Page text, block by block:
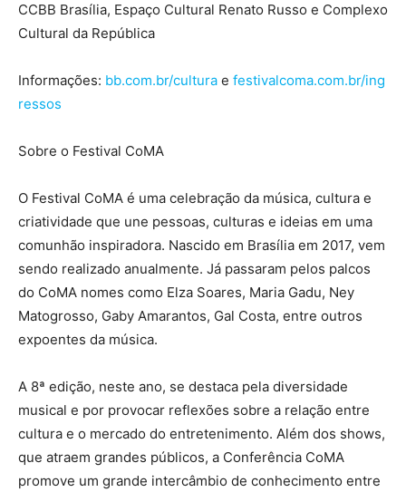
CCBB Brasília, Espaço Cultural Renato Russo e Complexo
Cultural da República
Informações: bb.com.br/cultura e festivalcoma.com.br/ing
ressos
Sobre o Festival CoMA
O Festival CoMA é uma celebração da música, cultura e
criatividade que une pessoas, culturas e ideias em uma
comunhão inspiradora. Nascido em Brasília em 2017, vem
sendo realizado anualmente. Já passaram pelos palcos
do CoMA nomes como Elza Soares, Maria Gadu, Ney
Matogrosso, Gaby Amarantos, Gal Costa, entre outros
expoentes da música.
A 8ª edição, neste ano, se destaca pela diversidade
musical e por provocar reflexões sobre a relação entre
cultura e o mercado do entretenimento. Além dos shows,
que atraem grandes públicos, a Conferência CoMA
promove um grande intercâmbio de conhecimento entre